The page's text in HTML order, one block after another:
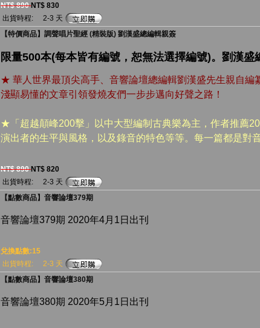
NT$ 890NT$ 830
出貨時程:
2-3 天
【特價商品】調聲唱片聖經 (精裝版) 劉漢盛總編輯親簽
限量500本(每本皆有編號，恕無法選擇編號)。劉漢盛
★ 華人世界最頂尖高手、音響論壇總編輯劉漢盛先生親自編
淺顯易懂的文章引領發燒友們一步步邁向好聲之路！
★「超越顛峰200擊」以中大型編制古典樂為主，作者推薦
演出者的生平與風格，以及錄音的特色等等。每一篇都是對
NT$ 890NT$ 820
出貨時程:
2-3 天
【點數商品】音響論壇379期
音響論壇379期 2020年4月1日出刊
兌換點數:15
出貨時程:
2-3 天
【點數商品】音響論壇380期
音響論壇380期 2020年5月1日出刊